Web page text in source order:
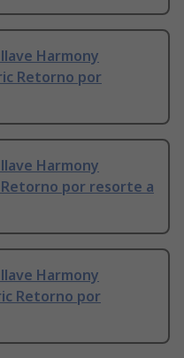
Harmony
Retorno por
Harmony
Retorno por resorte a
Harmony
Retorno por